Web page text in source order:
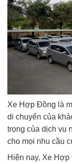
Xe Hợp Đồng là
di chuyển của
trọng của dịch vụ
cho mọi nhu cầu
Hiện nay, Xe